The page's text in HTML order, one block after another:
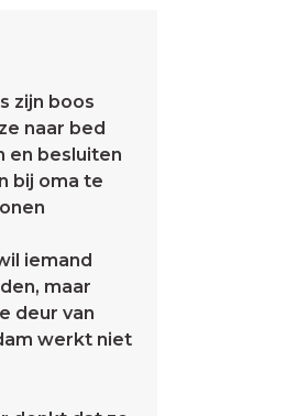
zijn boos
naar bed
en besluiten
bij oma te
iemand
maar
deur van
werkt niet